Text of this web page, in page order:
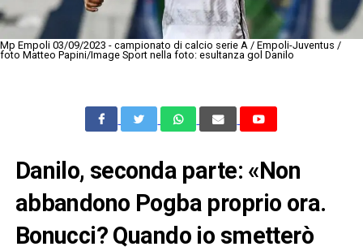
Mp Empoli 03/09/2023 - campionato di calcio serie A / Empoli-Juventus /
foto Matteo Papini/Image Sport nella foto: esultanza gol Danilo
Danilo, seconda parte: «Non
abbandono Pogba proprio ora.
Bonucci? Quando io smetterò